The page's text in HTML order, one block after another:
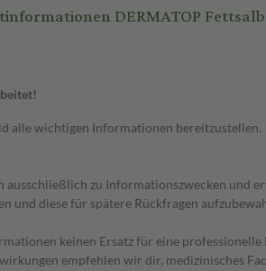
DERMATOP
alle wichtigen Informationen bereitzustellen.
ausschließlich zu Informationszwecken und
und diese für spätere Rückfragen
keinen Ersatz für eine
empfehlen wir dir, medizinisches